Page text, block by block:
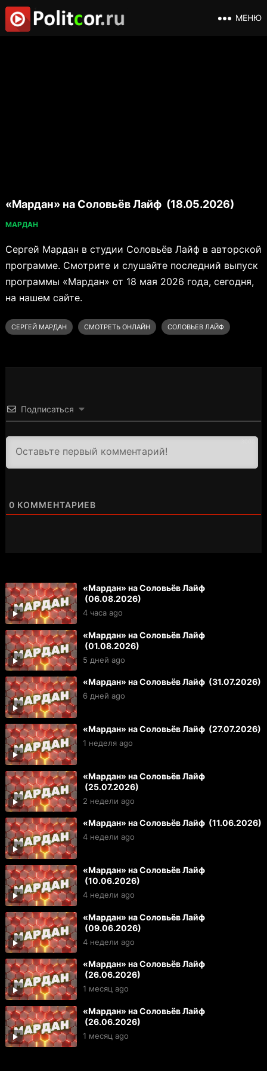
МЕНЮ
«Мардан» на Соловьёв Лайф (18.05.2026)
МАРДАН
Сергей Мардан в студии Соловьёв Лайф в авторской
программе. Смотрите и слушайте последний выпуск
программы «Мардан» от 18 мая 2026 года, сегодня,
на нашем сайте.
СЕРГЕЙ МАРДАН СМОТРЕТЬ ОНЛАЙН СОЛОВЬЕВ ЛАЙФ
Подписаться
0 КОММЕНТАРИЕВ
«Мардан» на Соловьёв Лайф
(06.08.2026)
4 часа ago
«Мардан» на Соловьёв Лайф
(01.08.2026)
5 дней ago
«Мардан» на Соловьёв Лайф (31.07.2026)
6 дней ago
«Мардан» на Соловьёв Лайф (27.07.2026)
1 неделя ago
«Мардан» на Соловьёв Лайф
(25.07.2026)
2 недели ago
«Мардан» на Соловьёв Лайф (11.06.2026)
4 недели ago
«Мардан» на Соловьёв Лайф
(10.06.2026)
4 недели ago
«Мардан» на Соловьёв Лайф
(09.06.2026)
4 недели ago
«Мардан» на Соловьёв Лайф
(26.06.2026)
1 месяц ago
«Мардан» на Соловьёв Лайф
(26.06.2026)
1 месяц ago